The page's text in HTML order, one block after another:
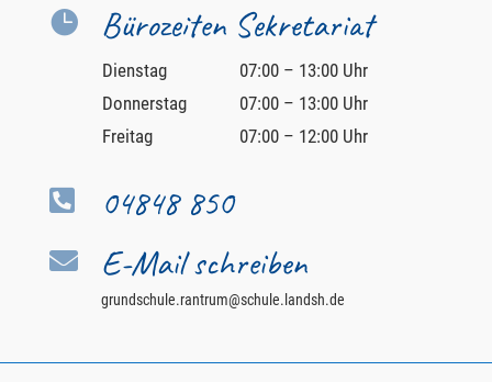
 Bürozeiten Sekretariat
Dienstag
07:00 – 13:00 Uhr
Donnerstag
07:00 – 13:00 Uhr
Freitag
07:00 – 12:00 Uhr
 04848 850
 E-Mail schreiben
grundschule.rantrum@schule.landsh.de